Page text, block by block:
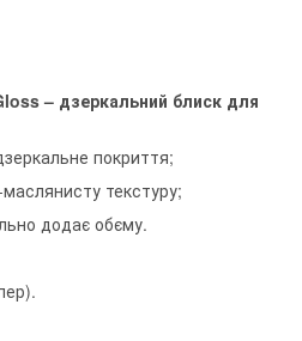
– дзеркальний блиск для
покриття;
текстуру;
додає обєму.